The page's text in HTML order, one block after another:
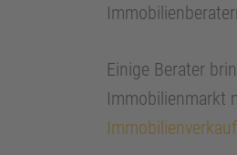
Einige Berater
Immobilienmarkt